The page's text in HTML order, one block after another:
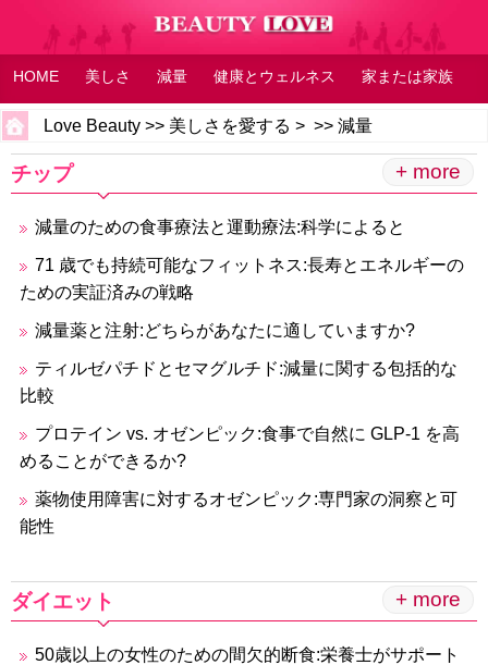
HOME 美しさ 減量 健康とウェルネス 家または家族
よくある質問 フィットネス フィーリング
Love Beauty >> 美しさを愛する > >> 減量
チップ + more
減量のための食事療法と運動療法:科学によると
71 歳でも持続可能なフィットネス:長寿とエネルギーの
ための実証済みの戦略
減量薬と注射:どちらがあなたに適していますか?
ティルゼパチドとセマグルチド:減量に関する包括的な
比較
プロテイン vs. オゼンピック:食事で自然に GLP-1 を高
めることができるか?
薬物使用障害に対するオゼンピック:専門家の洞察と可
能性
ダイエット + more
50歳以上の女性のための間欠的断食:栄養士がサポート